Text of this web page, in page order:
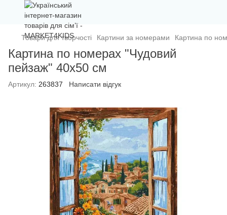
Товари для творчості Картини за номерами Картина по
Картина по номерах "Чудовий
пейзаж" 40х50 см
Артикул: 263837 Написати відгук